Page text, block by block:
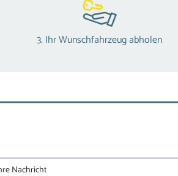
3. Ihr Wunschfahrzeug abholen